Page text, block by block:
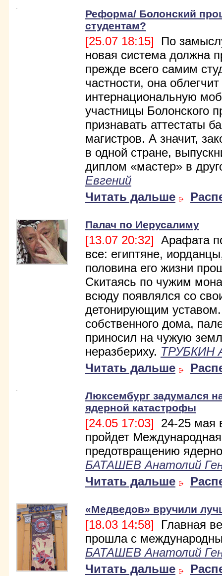
Реформа/ Болонский
студентам?
[25.07 18:15] По
новая система должна
прежде всего самим
частности, она облегчит
интернациональную
участницы Болонского
признавать аттестаты
магистров. А значит,
в одной стране,
диплом «мастер» в
Евгений
Читать дальше
Палач по Иерусалиму
[13.07 20:32] Арафата
все: египтяне,
половина его жизни
Скитаясь по чужим
всюду появлялся со
детонирующим
собственного дома,
приносил на чужую
неразбериху. ТРУБКИН
Читать дальше
Люксембург задумался
ядерной катастрофы
[24.05 17:03] 24-25 мая
пройдет
предотвращению
БАТАШЕВ Анатолий
Читать дальше
«Медведов» вручили
[18.03 14:58] Главная
прошла с
БАТАШЕВ Анатолий
Читать дальше